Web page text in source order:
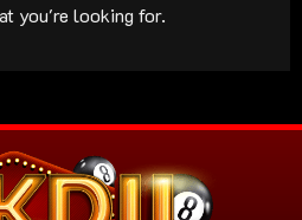
you're looking for.